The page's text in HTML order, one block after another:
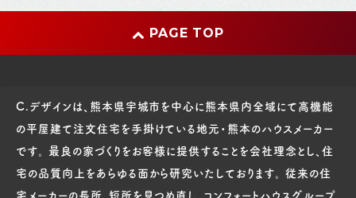
PAGE TOP
C.デザインは、熊本県宇城市を中心に熊本県内全域にて高機能
の平屋建て注文住宅を手掛けている地元・熊本のハウスメーカー
です。 最良の家づくりをお客様に提供することを会社理念とし、住
宅の品質向上をあらゆる面から研究いたしております。 従来の住